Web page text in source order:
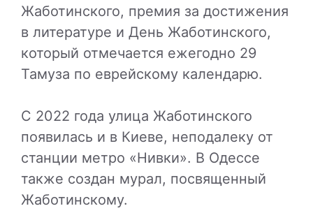
Жаботинского, премия за достижения
в литературе и День Жаботинского,
который отмечается ежегодно 29
Тамуза по еврейскому календарю.
С 2022 года улица Жаботинского
появилась и в Киеве, неподалеку от
станции метро «Нивки». В Одессе
также создан мурал, посвященный
Жаботинскому.